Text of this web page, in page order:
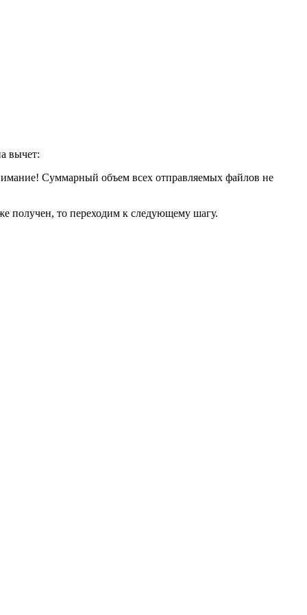
вычет:
Суммарный объем всех отправляемых файлов не
получен, то переходим к следующему шагу.